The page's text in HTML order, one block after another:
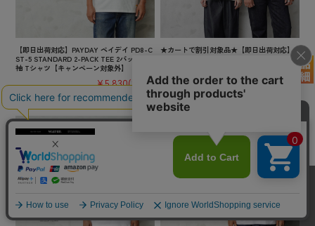
【即日出荷対応】PAYDAY ペイデイ PD8-C
ST-5 STANDARD 2-PACK TEE 2パック 半
袖 Tシャツ【キャンペーン対象外】【TB】
¥5,830(税込)
★カートで割引対象品★【即日出荷対応】H
anes ヘインズ HM1-X201（HM1-D201） Ha
nes T-SHIRTS SHIRO クルーネック 半袖 T
シャツ【Sx】【TB】
¥2,970